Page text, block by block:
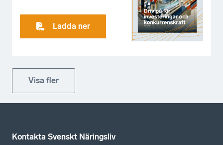
Ladda ner
Visa fler
Kontakta Svenskt Näringsliv